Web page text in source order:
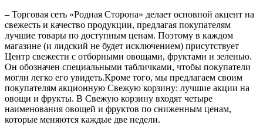
– Торговая сеть «Родная Сторона» делает основной акцент на
свежесть и качество продукции, предлагая покупателям
лучшие товары по доступным ценам. Поэтому в каждом
магазине (и лидский не будет исключением) присутствует
Центр свежести с отборными овощами, фруктами и зеленью.
Он обозначен специальными табличками, чтобы покупатели
могли легко его увидеть.Кроме того, мы предлагаем своим
покупателям акционную Свежую корзину: лучшие акции на
овощи и фрукты. В Свежую корзину входят четыре
наименования овощей и фруктов по сниженным ценам,
которые меняются каждые две недели.